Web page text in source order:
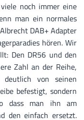
noch immer eine
man ein normales
DAB+ Adapter
hören. Wir
Den DR56 und den
Zahl an der Reihe,
von seinen
befestigt, sondern
dass man ihn am
den einfach ersetzt.